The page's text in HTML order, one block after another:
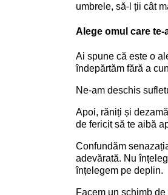
umbrele, să-l ții cât
Alege omul care
Ai spune că este o
îndepărtăm fără a
Ne-am deschis
Apoi, răniți și
de fericit să te aibă
Confundăm
adevărată. Nu
înțelegem pe deplin.
Facem un schimb